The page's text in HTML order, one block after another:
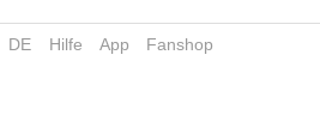
DE Hilfe App Fanshop